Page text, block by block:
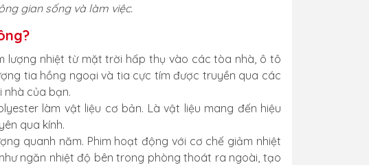
gian sống và làm việc.
lượng nhiệt từ mặt trời hấp thụ vào các tòa nhà, ô tô
tia hồng ngoại và tia cực tím được truyền qua các
nhà của bạn.
làm vật liệu cơ bản. Là vật liệu mang đến hiệu
qua kính.
quanh năm. Phim hoạt động với cơ chế giảm nhiệt
ngăn nhiệt độ bên trong phòng thoát ra ngoài, tạo